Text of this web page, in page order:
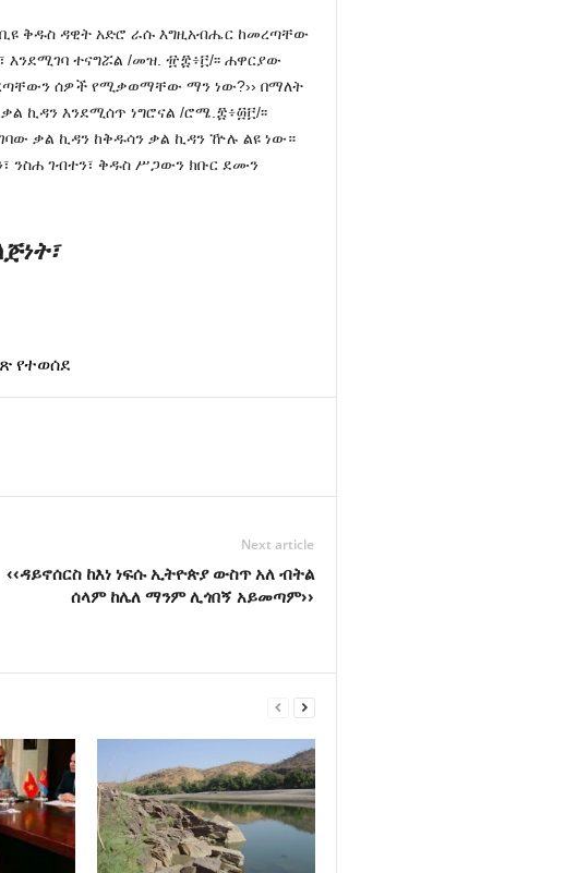
ቅዱስ ዳዊት አድሮ ራሱ እግዚአብሔር ከመረጣቸው
እንደሚገባ ተናግሯል /መዝ. ፹፰፥፫/፡፡ ሐዋርያው
ሰዎች የሚቃወማቸው ማን ነው?›› በማለት
ኪዳን እንደሚሰጥ ነግሮናል /ሮሜ.፰፥፴፫/፡፡
ቃል ኪዳን ከቅዱሳን ቃል ኪዳን ዅሉ ልዩ ነው።
ንስሐ ገብተን፣ ቅዱስ ሥጋውን ክቡር ደሙን
የተወሰደ
Next article
‹‹ዳይኖሰርስ ከእነ ነፍሱ ኢትዮጵያ ውስጥ አለ ብትል
ሰላም ከሌለ ማንም ሊጎበኝ አይመጣም››